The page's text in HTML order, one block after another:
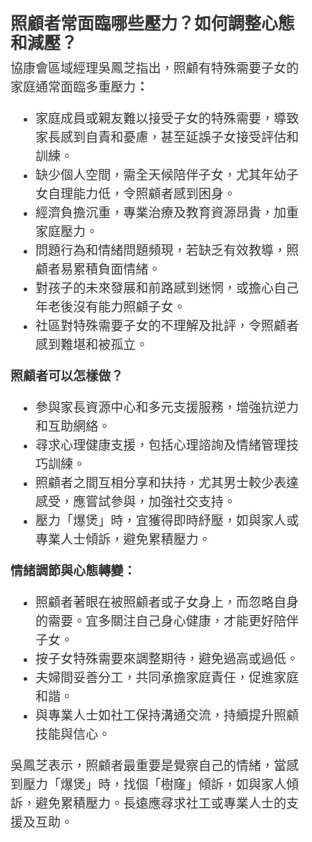
照顧者常面臨哪些壓力？如何調整心態
和減壓？
協康會區域經理吳鳳芝指出，照顧有特殊需要子女的
家庭通常面臨多重壓力 ：
家庭成員或親友難以接受子女的特殊需要，導致
家長感到自責和憂慮，甚至延誤子女接受評估和
訓練。
缺少個人空間，需全天候陪伴子女，尤其年幼子
女自理能力低，令照顧者感到困身。
經濟負擔沉重，專業治療及教育資源昂貴，加重
家庭壓力。
問題行為和情緒問題頻現，若缺乏有效教導，照
顧者易累積負面情緒。
對孩子的未來發展和前路感到迷惘，或擔心自己
年老後沒有能力照顧子女。
社區對特殊需要子女的不理解及批評，令照顧者
感到難堪和被孤立。
照顧者可以怎樣做？
參與家長資源中心和多元支援服務，增強抗逆力
和互助網絡。
尋求心理健康支援，包括心理諮詢及情緒管理技
巧訓練。
照顧者之間互相分享和扶持，尤其男士較少表達
感受，應嘗試參與，加強社交支持。
壓力「爆煲」時，宜獲得即時紓壓，如與家人或
專業人士傾訴，避免累積壓力。
情緒調節與心態轉變：
照顧者著眼在被照顧者或子女身上，而忽略自身
的需要。宜多關注自己身心健康，才能更好陪伴
子女。
按子女特殊需要來調整期待，避免過高或過低。
夫婦間妥善分工，共同承擔家庭責任，促進家庭
和諧。
與專業人士如社工保持溝通交流，持續提升照顧
技能與信心。
吳鳳芝表示，照顧者最重要是覺察自己的情緒，當感
到壓力「爆煲」時，找個「樹窿」傾訴，如與家人傾
訴，避免累積壓力。長遠應尋求社工或專業人士的支
援及互助。